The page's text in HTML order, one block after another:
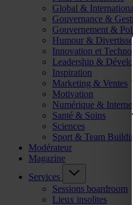
Global &
Gouvernance &
Gouvernement &
Humour &
Innovation et
Leadership &
Inspiration
Marketing & Ventes
Motivation
Numérique & Internet
Santé & Soins
Sciences
Sport & Team
Modérateur
Magazine
Services
Sessions boardroom
Lieux insolites